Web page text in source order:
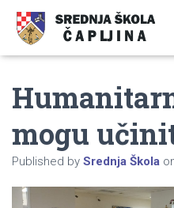
mogu
Published by Srednja Škola